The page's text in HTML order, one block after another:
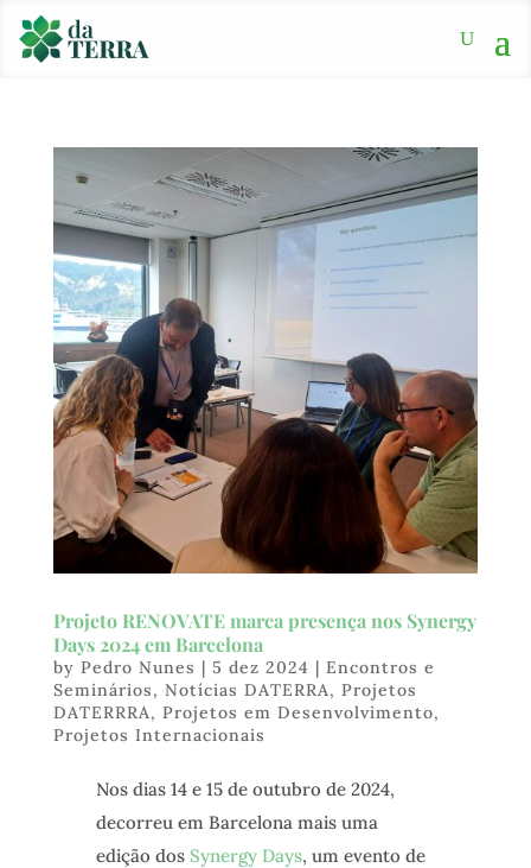
Projeto RENOVATE marca presença nos Synergy
Days 2024 em Barcelona
by Pedro Nunes | 5 dez 2024 | Encontros e
Seminários, Notícias DATERRA, Projetos
DATERRRA, Projetos em Desenvolvimento,
Projetos Internacionais
Nos dias 14 e 15 de outubro de 2024,
decorreu em Barcelona mais uma
edição dos Synergy Days, um evento de